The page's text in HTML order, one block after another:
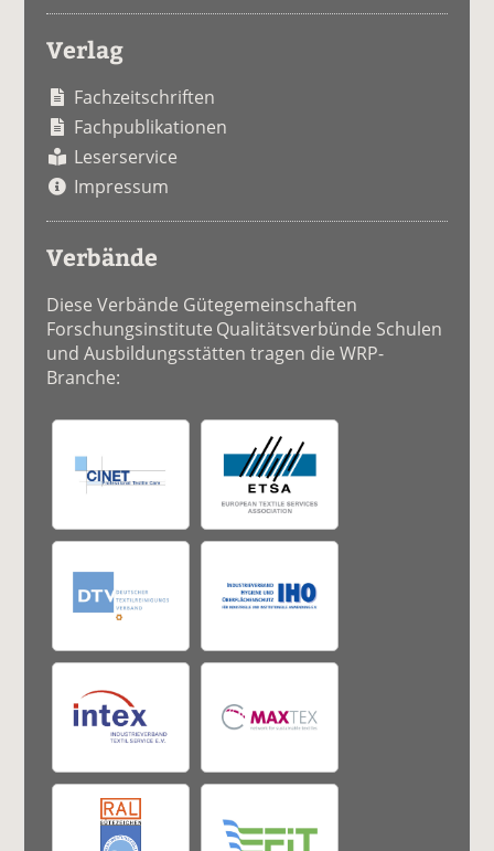
Verlag
Fachzeitschriften
Fachpublikationen
Leserservice
Impressum
Verbände
Diese Verbände Gütegemeinschaften
Forschungsinstitute Qualitätsverbünde Schulen
und Ausbildungsstätten tragen die WRP-
Branche: